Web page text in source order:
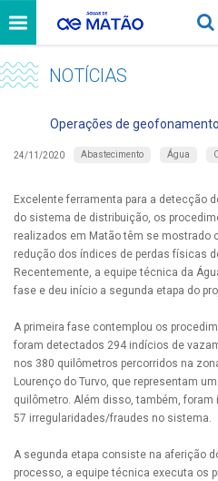
NOTÍCIAS
Operações de
24/11/2020 Abastecimento Água
Excelente ferramenta para a detecção
do sistema de distribuição, os
realizados em Matão têm se mostrado
redução dos índices de perdas físicas
Recentemente, a equipe técnica da
fase e deu início a segunda etapa do
A primeira fase contemplou os
foram detectados 294 indícios de
nos 380 quilômetros percorridos na
Lourenço do Turvo, que representam
quilômetro. Além disso, também, foram
57 irregularidades/fraudes no sistema.
A segunda etapa consiste na aferição
processo, a equipe técnica executa os